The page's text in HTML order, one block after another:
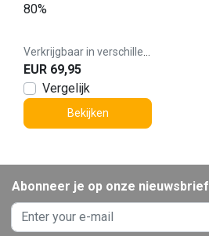
80%
EUR 69,95
Vergelijk
Bekijken
Abonneer je op onze nieuwsbrief